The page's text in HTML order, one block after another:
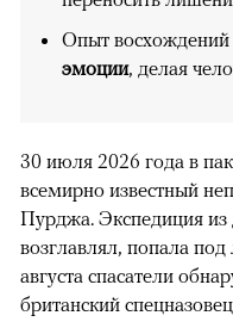
Опыт восхождений
эмоции, делая
30 июля 2026 года в
всемирно известный
Пурджа. Экспедиция из
возглавлял, попала
августа спасатели
британский